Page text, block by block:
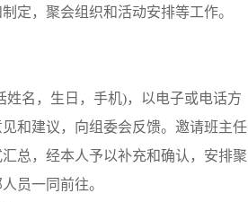
，聚会组织和活动安排等工作。
名，生日，手机)，以电子或电话方
和建议，向组委会反馈。邀请班主任
总，经本人予以补充和确认，安排聚
员一同前往。